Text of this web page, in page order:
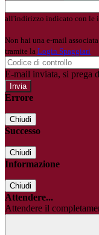
all'indirizzo indicato con le
Non hai una e-mail
tramite la Login Spaggiari
E-mail inviata, si prega
Errore
Chiudi
Successo
Chiudi
Informazione
Chiudi
Attendere...
Attendere il